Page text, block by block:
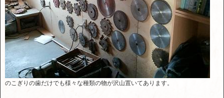
のこぎりの歯だけでも様々な種類の物が沢山置いてあります。